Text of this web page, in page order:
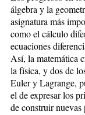
álgebra y la
asignatura más
como el cálculo
ecuaciones
Así, la matemática
la física, y dos de
Euler y Lagrange,
el de expresar los
de construir nuevas